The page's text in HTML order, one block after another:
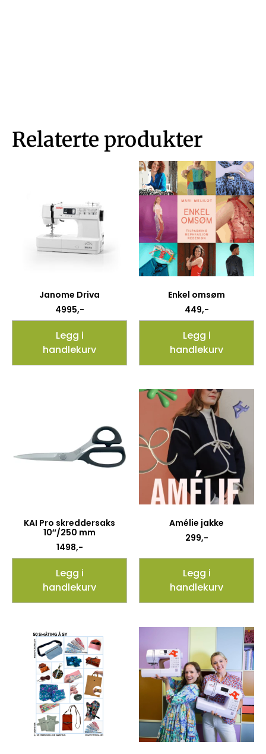
Relaterte produkter
Janome Driva
4995,-
Legg i
handlekurv
Enkel omsøm
449,-
Legg i
handlekurv
KAI Pro skreddersaks
10″/250 mm
1498,-
Legg i
handlekurv
Amélie jakke
299,-
Legg i
handlekurv